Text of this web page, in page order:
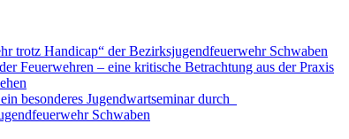
trotz Handicap“ der Bezirksjugendfeuerwehr Schwaben
Feuerwehren – eine kritische Betrachtung aus der Praxis
besonderes Jugendwartseminar durch
Schwaben